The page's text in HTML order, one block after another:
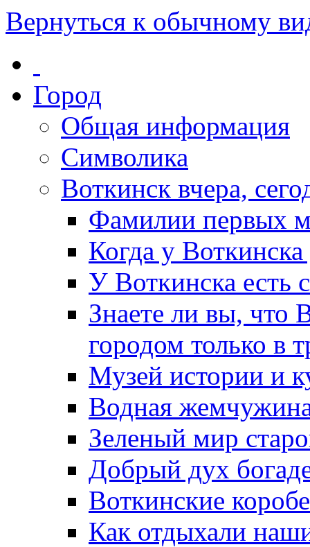
Вернуться к обычному
Город
Общая информация
Символика
Воткинск вчера,
Фамилии первых
Когда у
У Воткинска есть
Знаете ли вы, что
городом только в
Музей истории и
Водная
Зеленый мир
Добрый дух
Воткинские
Как отдыхали